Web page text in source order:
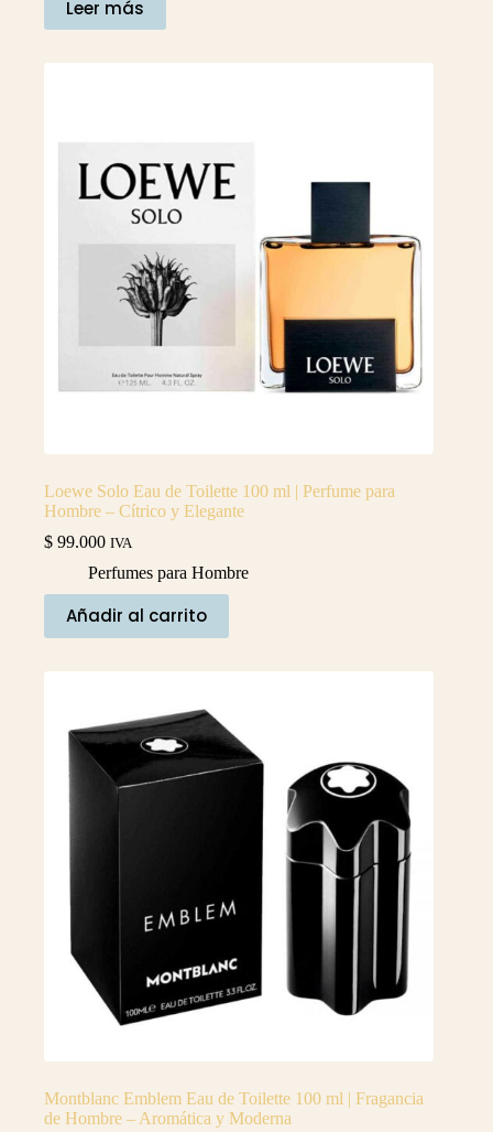
Leer más
Loewe Solo Eau de Toilette 100 ml | Perfume para
Hombre – Cítrico y Elegante
$ 99.000 IVA
Perfumes para Hombre
Añadir al carrito
Montblanc Emblem Eau de Toilette 100 ml | Fragancia
de Hombre – Aromática y Moderna